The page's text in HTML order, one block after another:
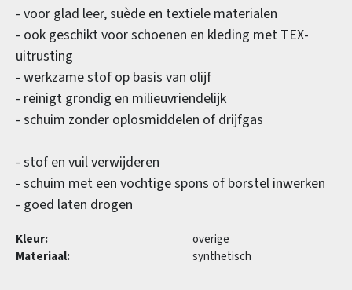
- voor glad leer, suède en textiele materialen
- ook geschikt voor schoenen en kleding met TEX-
uitrusting
- werkzame stof op basis van olijf
- reinigt grondig en milieuvriendelijk
- schuim zonder oplosmiddelen of drijfgas
- stof en vuil verwijderen
- schuim met een vochtige spons of borstel inwerken
- goed laten drogen
Kleur:
overige
Materiaal:
synthetisch